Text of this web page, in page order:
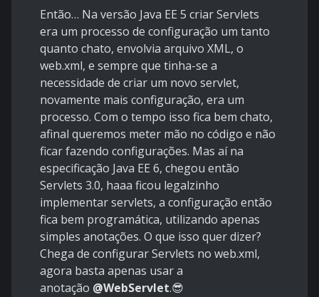
Então… Na versão Java EE 5 criar Servlets
era um processo de configuração um tanto
quanto chato, envolvia arquivo XML, o
web.xml, e sempre que tinha-se a
necessidade de criar um novo servlet,
novamente mais configuração, era um
processo. Com o tempo isso fica bem chato,
afinal queremos meter mão no código e não
ficar fazendo configurações. Mas aí na
especificação Java EE 6, chegou então
Servlets 3.0, haaa ficou legalzinho
implementar servlets, a configuração então
fica bem programática, utilizando apenas
simples anotações. O que isso quer dizer?
Chega de configurar Servlets no web.xml,
agora basta apenas usar a
anotação @WebServlet.😎